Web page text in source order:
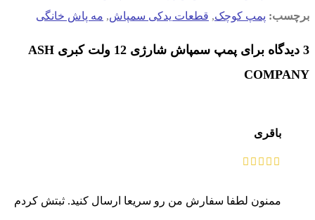
برچسب: پمپ کوچک, قطعات یدکی سمپاش, مه پاش خانگی
3 دیدگاه برای
پمپ سمپاش شارژی 12 ولت کبری ASH
COMPANY
باقری
ممنون لطفا سفارش من رو سریعا ارسال کنید. ثبتش کردم